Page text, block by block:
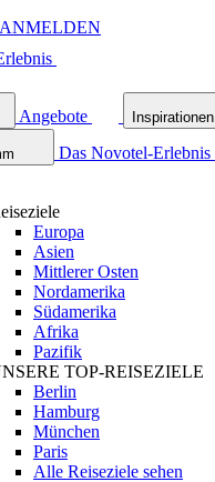
Angebote Inspirationen
Das Novotel-Erlebnis
Europa
Asien
Mittlerer Osten
Nordamerika
Südamerika
Afrika
Pazifik
TOP-REISEZIELE
Berlin
Hamburg
München
Paris
Alle Reiseziele sehen